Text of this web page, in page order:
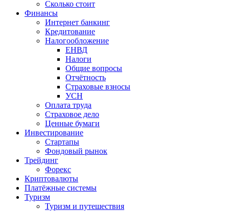
Сколько стоит
Финансы
Интернет банкинг
Кредитование
Налогообложение
ЕНВД
Налоги
Общие вопросы
Отчётность
Страховые взносы
УСН
Оплата труда
Страховое дело
Ценные бумаги
Инвестирование
Стартапы
Фондовый рынок
Трейдинг
Форекс
Криптовалюты
Платёжные системы
Туризм
Туризм и путешествия